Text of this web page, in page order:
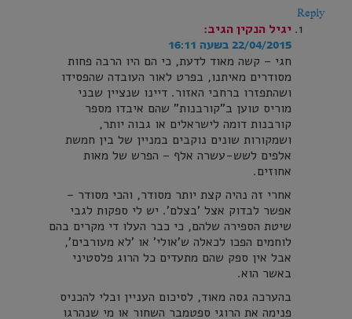
Reply
יגיל הנקין הגיב:
22/04/2015 בשעה 16:11
חגי – קשה מאוד לדעת, כי הם היו הרבה פחות
מסודרים מאיתנו, בפרט לאור העובדה שהפסידו
ושהתפזרו ברחבי האזור. דיינו שנציין שבני
מוריס טוען ב"קורבנות" שהם איבדו מספר
קורבנות דומה לישראלים או גבוה יותר,
ושמקורות שונים נוקבים במניין של בין חמשת
אלפים לשש-עשרה אלף – הפרש של מאות
אחוזים.
אחרי זה נהיה קצת יותר מסודר, והכי מסודר –
אפשר לבדוק אצל 'בצלם'. יש לי ספקות לגבי
שיטת הספירה שלהם, כי כבר העלו די מקרים בהם
לוחמים הפכו לכאלה ש'אולי' או 'לא מעורבים',
אבל אין ספק שהם מתעדים כל הרוג פלסטיני
באשר הוא.
בהערכה גסה מאוד, לסיכום העניין ובלי להכניס
פנימה את הרוגי ספטמבר השחור או מי שנהרגו